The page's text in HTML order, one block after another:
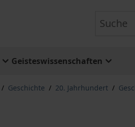
Geisteswissenschaften
/ Geschichte / 20. Jahrhundert /